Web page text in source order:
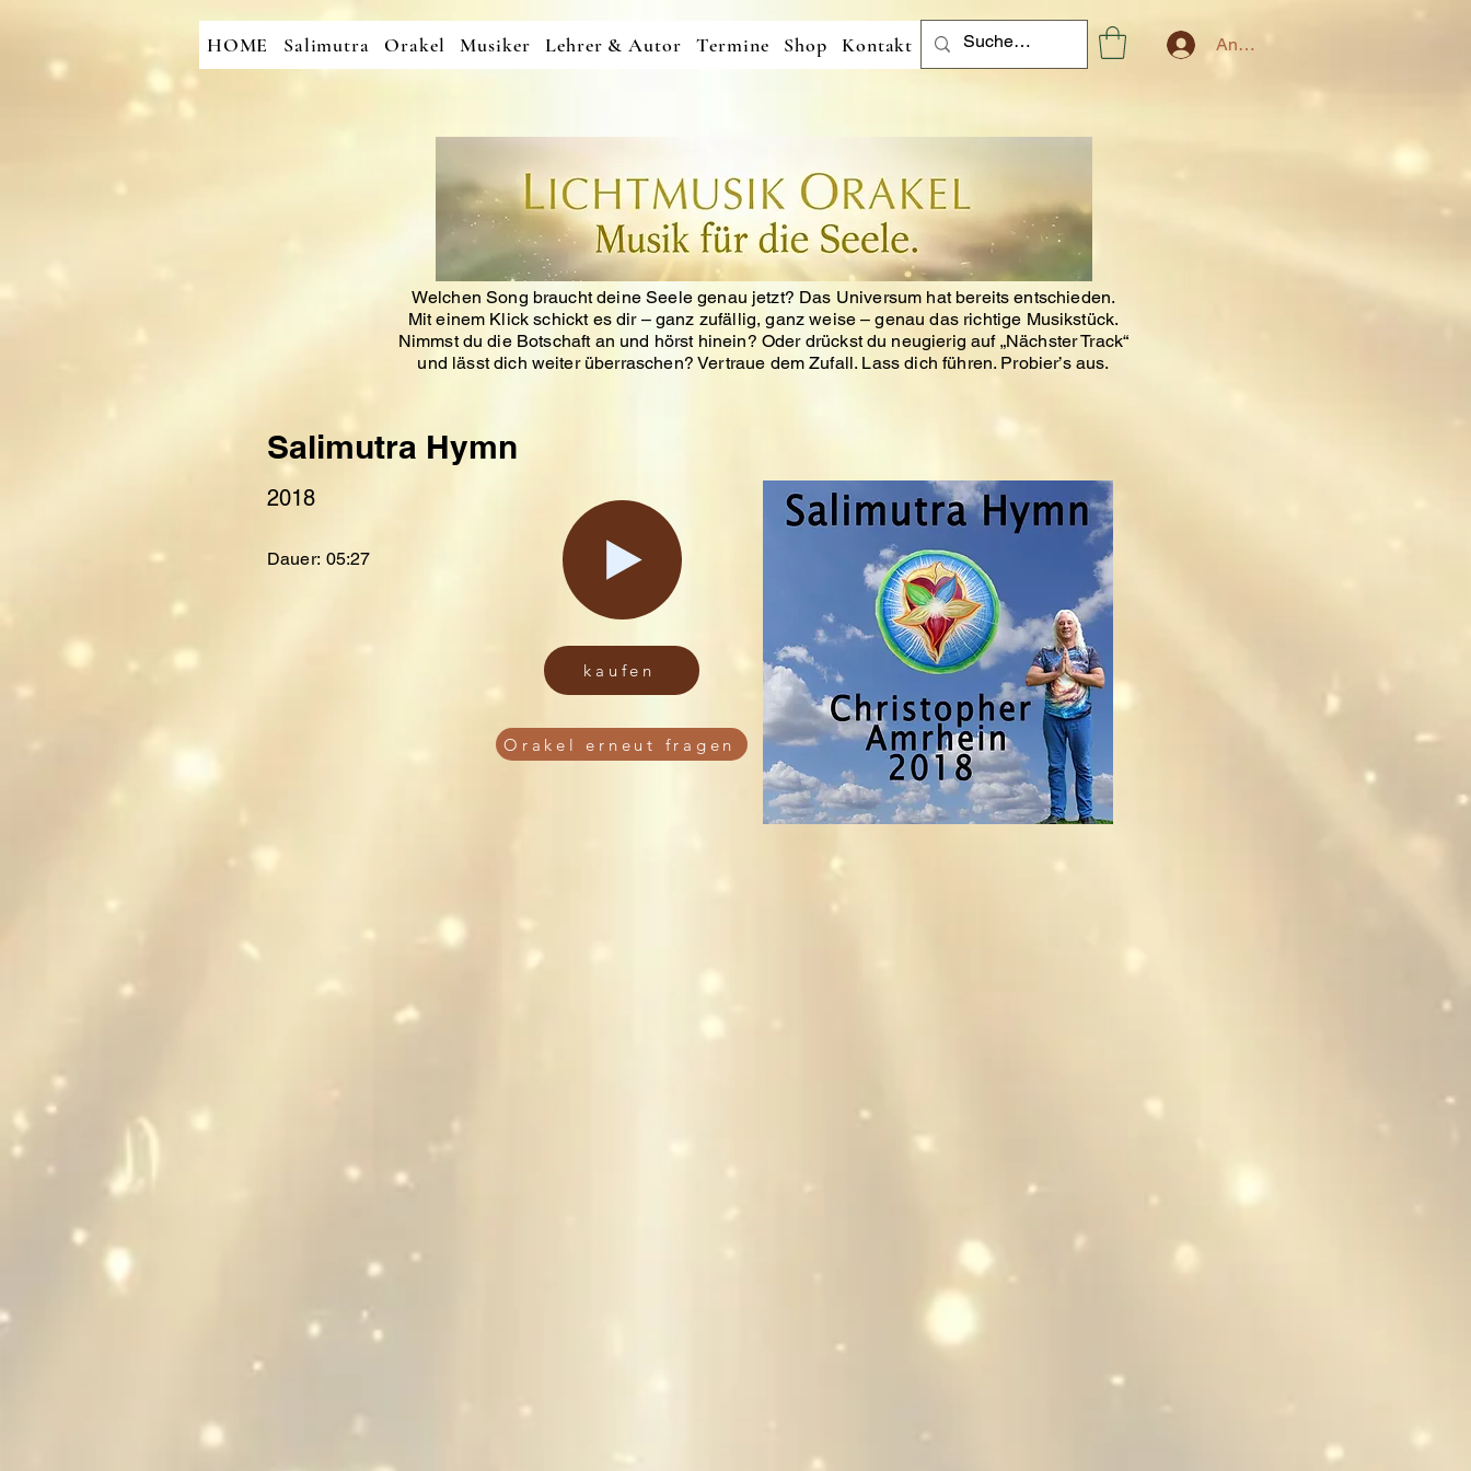
HOME Salimutra Orakel Musiker Lehrer & Autor Termine Shop Kontakt Anmelden
Welchen Song braucht deine Seele genau jetzt? Das Universum hat bereits entschieden.
Mit einem Klick schickt es dir – ganz zufällig, ganz weise – genau das richtige Musikstück.
Nimmst du die Botschaft an und hörst hinein? Oder drückst du neugierig auf „Nächster Track“
und lässt dich weiter überraschen?Vertraue dem Zufall. Lass dich führen. Probier’s aus.
Salimutra Hymn
2018
Dauer: 05:27
kaufen
Orakel erneut fragen